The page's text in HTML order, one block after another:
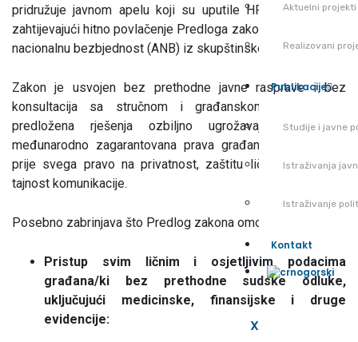
Aktuelni projekti
Realizovani
Publikacije
Studije i javne
Istraživanja
Istraživanje
Kontakt
X
pridružuje javnom apelu koji su uputile HRA, CGO i CŽP,
zahtijevajući hitno povlačenje Predloga zakona o Agenciji za
nacionalnu bezbjednost (ANB) iz skupštinske procedure.
Zakon je usvojen bez prethodne javne rasprave i bez
konsultacija sa stručnom i građanskom javnošću, a
predložena rješenja ozbiljno ugrožavaju ustavna i
međunarodno zagarantovana prava građana i građanki –
prije svega pravo na privatnost, zaštitu ličnih podataka i
tajnost komunikacije.
Posebno zabrinjava što Predlog zakona omogućava:
Pristup svim ličnim i osjetljivim podacima
građana/ki bez prethodne sudske odluke,
uključujući medicinske, finansijske i druge
evidencije: